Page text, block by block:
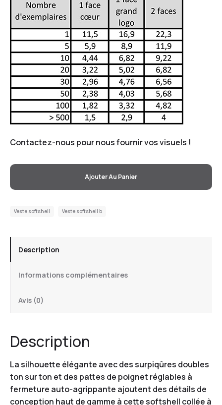
Contactez-nous pour nous fournir vos visuels !
Ajouter Au Panier
Veste softshell Veste softshell b
Description
Informations complémentaires
Avis (0)
Description
La silhouette élégante avec des surpiqûres doubles
ton sur ton et des pattes de poignet réglables à
fermeture auto-agrippante ajoutent des détails de
conception haut de gamme à cette softshell collée à